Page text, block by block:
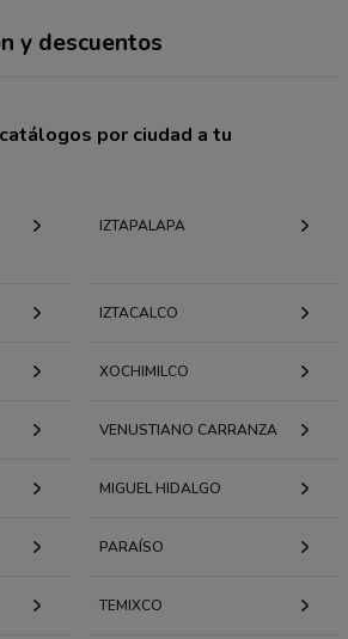
y descuentos
por ciudad a tu
IZTAPALAPA
IZTACALCO
XOCHIMILCO
VENUSTIANO CARRANZA
MIGUEL HIDALGO
PARAÍSO
TEMIXCO